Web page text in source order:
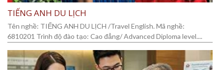
TIẾNG ANH DU LỊCH
Tên nghề: TIẾNG ANH DU LỊCH /Travel English. Mã nghề:
6810201 Trình độ đào tạo: Cao đẳng/ Advanced Diploma level....